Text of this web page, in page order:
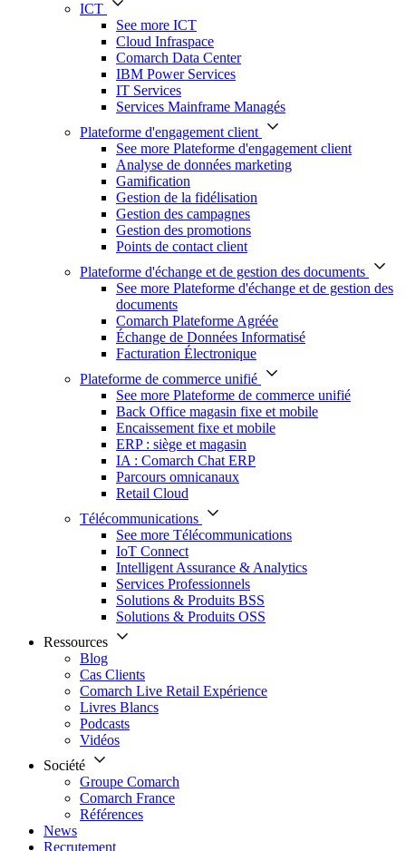
ICT
See more ICT
Cloud Infraspace
Comarch Data Center
IBM Power Services
IT Services
Services Mainframe Managés
Plateforme d'engagement client
See more Plateforme d'engagement client
Analyse de données marketing
Gamification
Gestion de la fidélisation
Gestion des campagnes
Gestion des promotions
Points de contact client
Plateforme d'échange et de gestion des documents
See more Plateforme d'échange et de gestion des
documents
Comarch Plateforme Agréée
Échange de Données Informatisé
Facturation Électronique
Plateforme de commerce unifié
See more Plateforme de commerce unifié
Back Office magasin fixe et mobile
Encaissement fixe et mobile
ERP : siège et magasin
IA : Comarch Chat ERP
Parcours omnicanaux
Retail Cloud
Télécommunications
See more Télécommunications
IoT Connect
Intelligent Assurance & Analytics
Services Professionnels
Solutions & Produits BSS
Solutions & Produits OSS
Ressources
Blog
Cas Clients
Comarch Live Retail Expérience
Livres Blancs
Podcasts
Vidéos
Société
Groupe Comarch
Comarch France
Références
News
Recrutement